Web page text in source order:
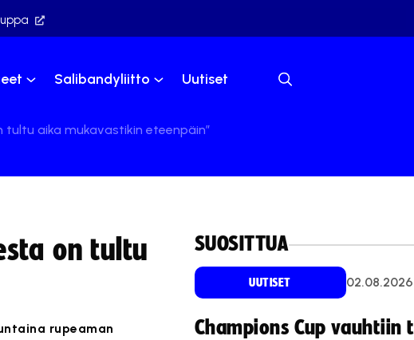
Salibandyliitto Uutiset
tultu aika mukavastikin eteenpäin”
on tultu
rupeaman
SUOSITTUA
UUTISET 02.08.2026
Champions Cup vauhtiin